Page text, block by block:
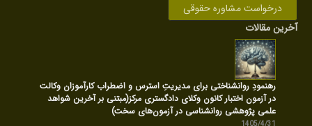
درخواست مشاوره حقوقی
آخرین مقالات
رهنمودِ روانشناختی برای مدیریتِ استرس و اضطراب کارآموزان وکالت
در آزمون اختبار کانون وکلای دادگستری مرکز(مبتنی بر آخرین شواهد
علمی پژوهشی روانشناسی در آزمون‌های سخت)
1405/4/31